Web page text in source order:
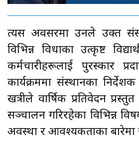
त्यस अवसरमा उनले उक्त
विभिन्न विधाका उत्कृष्ट
कर्मचारीहरूलाई पुरस्कार
कार्यक्रममा संस्थानका निर्देशक
खत्रीले वार्षिक प्रतिवेदन
सञ्चालन गरिरहेका विभिन्न
अवस्था र आवश्यकताका बारेमा